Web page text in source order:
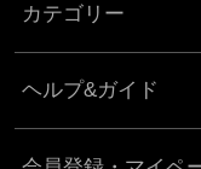
カテゴリー
ヘルプ&ガイド